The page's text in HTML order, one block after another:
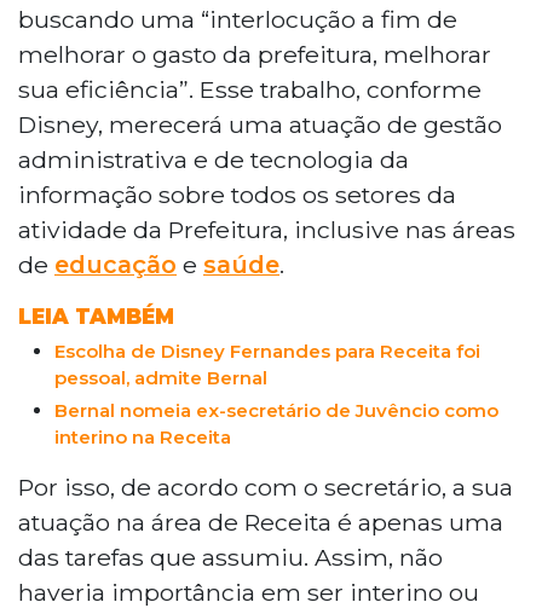
buscando uma “interlocução a fim de
melhorar o gasto da prefeitura, melhorar
sua eficiência”. Esse trabalho, conforme
Disney, merecerá uma atuação de gestão
administrativa e de tecnologia da
informação sobre todos os setores da
atividade da Prefeitura, inclusive nas áreas
de educação e saúde.
LEIA TAMBÉM
Escolha de Disney Fernandes para Receita foi
pessoal, admite Bernal
Bernal nomeia ex-secretário de Juvêncio como
interino na Receita
Por isso, de acordo com o secretário, a sua
atuação na área de Receita é apenas uma
das tarefas que assumiu. Assim, não
haveria importância em ser interino ou